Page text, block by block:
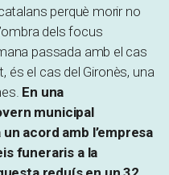
perquè morir no
dels focus
passada amb el cas
és el cas del Gironès, una
En una
municipal
acord amb l’empresa
funeraris a la